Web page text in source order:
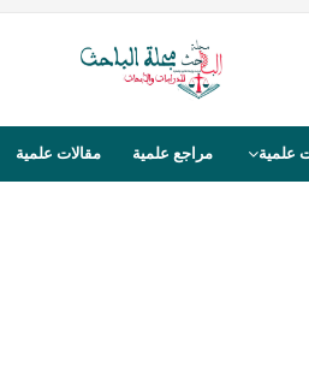
علمية مراجع علمية مقالات علمية